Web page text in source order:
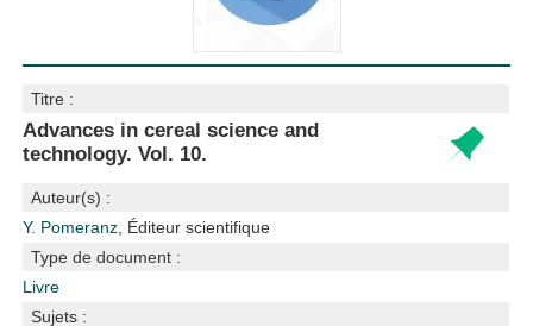
Titre :
Advances in cereal science and
technology. Vol. 10.
Auteur(s) :
Y. Pomeranz , Éditeur scientifique
Type de document :
Livre
Sujets :